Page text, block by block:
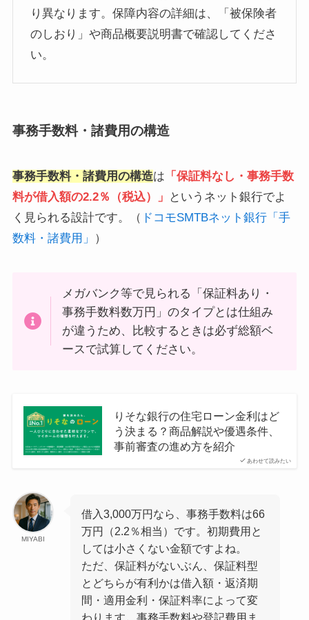
り異なります。保障内容の詳細は、「被保険者
のしおり」や商品概要説明書で確認してくださ
い。
事務手数料・諸費用の構造
事務手数料・諸費用の構造は 「保証料なし・事務手数
料が借入額の2.2％（税込）」
というネット銀行でよ
く見られる設計です。（ ドコモSMTBネット銀行「手
数料・諸費用」
）
メガバンク等で見られる「保証料あり・
事務手数料数万円」のタイプとは仕組み
が違うため、比較するときは必ず総額ベ
ースで試算してください。
あわせて読みたい
りそな銀行の住宅ローン金利はど
う決まる？商品解説や優遇条件、
事前審査の進め方を紹介
MIYABI
借入3,000万円なら、事務手数料は66
万円（2.2％相当）です。初期費用と
しては小さくない金額ですよね。
ただ、保証料がないぶん、保証料型
とどちらが有利かは借入額・返済期
間・適用金利・保証料率によって変
わります。事務手数料や登記費用ま